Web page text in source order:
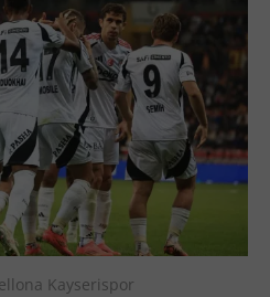
Kayserispor